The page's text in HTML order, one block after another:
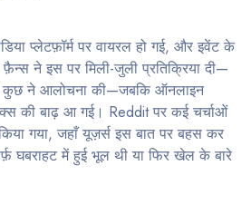
प्लेटफ़ॉर्म पर वायरल हो गई, और इवेंट के
ने इस पर मिली-जुली प्रतिक्रिया दी—
कुछ ने आलोचना की—जबकि ऑनलाइन
की बाढ़ आ गई। Reddit पर कई चर्चाओं
गया, जहाँ यूज़र्स इस बात पर बहस कर
घबराहट में हुई भूल थी या फिर खेल के बारे